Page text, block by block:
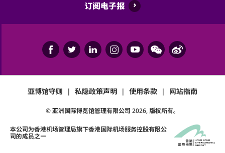
持票人士使用门票时将被视为同意遵守及接受亚洲国
际博览馆、主办机构及其官方票务之可适用条款及细
亚洲国际博览馆管理有限公司作为场地提供者不能保
如有任何争议，亚洲国际博览馆管理有限公司及主办
如中、英文版本启示有任何牴触或不相符之处，应以
英文版本为准。
订阅电子报
亚博馆守则 | 私隐政策声明 | 使用条款 | 网站指南
© 亚洲国际博览馆管理有限公司 2026, 版权所有。
本公司为香港机场管理局旗下香港国际机场服务控股有限公
司的成员之一